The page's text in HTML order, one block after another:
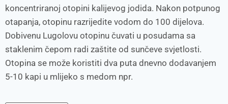
koncentriranoj otopini kalijevog jodida. Nakon potpunog
otapanja, otopinu razrijedite vodom do 100 dijelova.
Dobivenu Lugolovu otopinu čuvati u posudama sa
staklenim čepom radi zaštite od sunčeve svjetlosti.
Otopina se može koristiti dva puta dnevno dodavanjem
5-10 kapi u mlijeko s medom npr.